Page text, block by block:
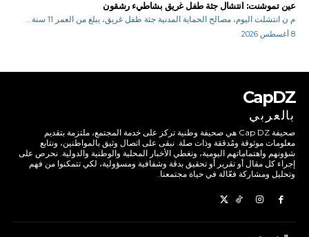
عين تموشنت: انتشال جثة طفل غريق بشاطيء رشقون
م ن انتشلت اليوم، مصالح الحماية المدنية جثة طفل غريق، يبلغ من العمر 11 سنة...
8 أغسطس 2026
CapDZ
بالعربي
صحيفة Cap DZ هي صحيفة وطنية تركز على خدمة المجتمع، ملتزمة بتقديم
معلومات موثوقة ومُدققة وذات صلة. نبقى على اتصال وثيق بالمواطنين، ونتابع
شؤونهم واهتماماتهم اليومية، ونغطي الأخبار المحلية والوطنية والدولية. نحرص على
إجراء كل مقال أو تقرير أو تحقيق بدقة وشفافية ومسؤولية، لكي تتمكنوا من فهم
وتحليل ومشاركة فعّالة في حياة مجتمعنا.